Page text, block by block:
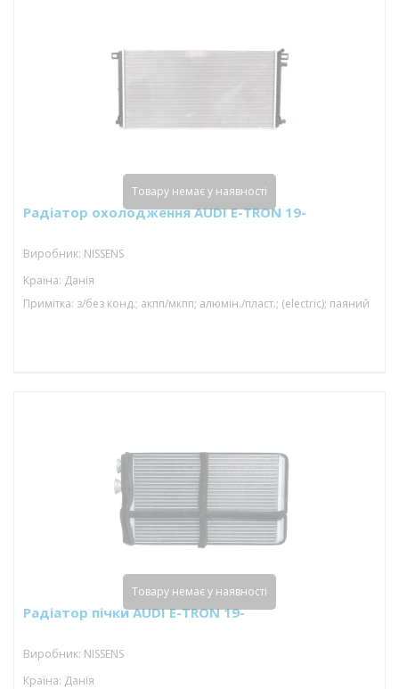
Радіатор охолодження AUDI E-TRON 19-
Виробник: NISSENS
Країна: Данія
Примітка: з/без конд.; акпп/мкпп; алюмін./пласт.; (electric); паяний
Товару немає у наявності
Радіатор пічки AUDI E-TRON 19-
Виробник: NISSENS
Країна: Данія
Товару немає у наявності